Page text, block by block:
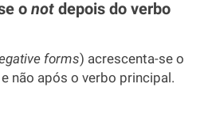
o not depois do verbo
forms) acrescenta-se o
não após o verbo principal.